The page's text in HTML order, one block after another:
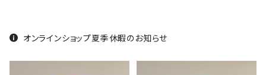
オンラインショップ夏季休暇のお知らせ